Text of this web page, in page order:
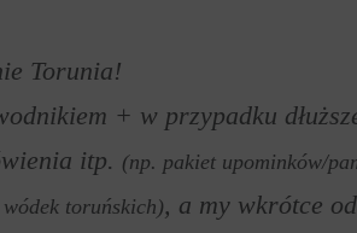
Torunia!
+ w przypadku
itp. (np. pakiet upominków/
toruńskich), a my wkrótce